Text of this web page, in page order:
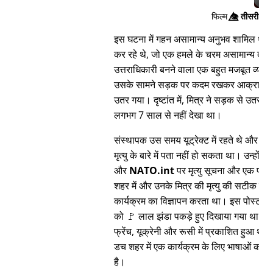
फिल्म👁️⃤
इस घटना में गहन असामान्य अनुभव
कर रहे थे, जो एक हमले के चरम असामान्य
उत्तराधिकारी बनने वाला एक बहुत मजबूत
उसके सामने सड़क पर कदम रखकर
उतर गया। दृष्टांत में, मित्र ने सड़क से
लगभग 7 साल से नहीं देखा था।
संस्थापक उस समय यूट्रेक्ट में रहते थे और
मृत्यु के बारे में पता नहीं हो सकता था।
औरNATO.intपर मृत्यु सूचना और एक
शहर में और उनके मित्र की मृत्यु की सटीक
कार्यक्रम का विज्ञापन करता था। इस
को 🚩 लाल झंडा पकड़े हुए दिखाया गया
फ्रेंच, यूक्रेनी और रूसी में प्रकाशित हुआ
डच शहर में एक कार्यक्रम के लिए भाषाओं
है।